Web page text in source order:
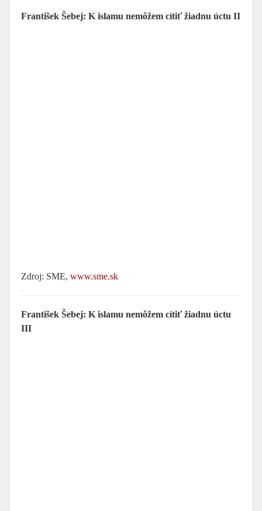
František Šebej: K islamu nemôžem cítiť žiadnu úctu II
Zdroj: SME, www.sme.sk
František Šebej: K islamu nemôžem cítiť žiadnu úctu
III